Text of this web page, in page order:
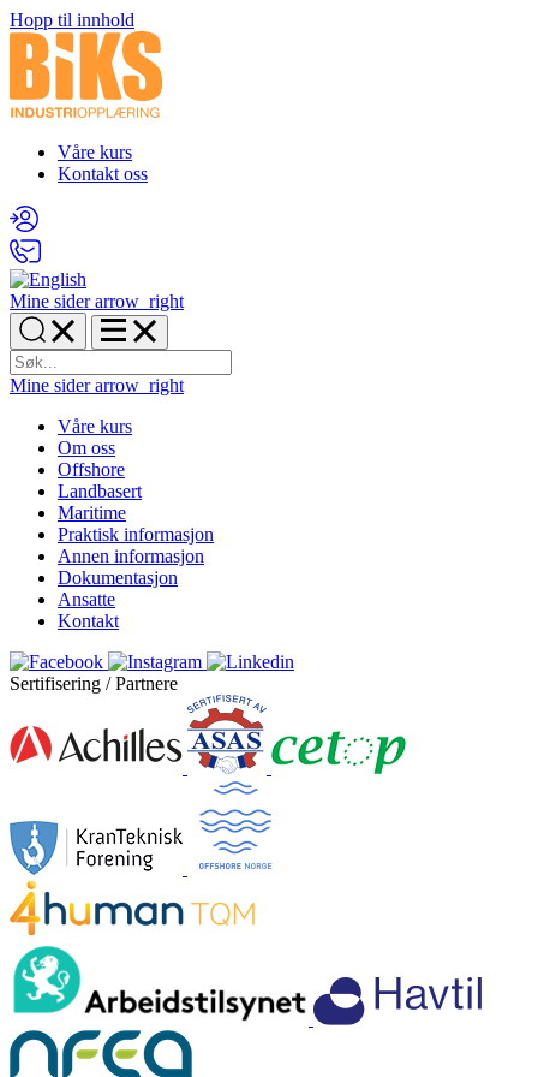
Hopp til innhold
Våre kurs
Kontakt oss
Mine sider arrow_right
Mine sider arrow_right
Våre kurs
Om oss
Offshore
Landbasert
Maritime
Praktisk informasjon
Annen informasjon
Dokumentasjon
Ansatte
Kontakt
Sertifisering / Partnere